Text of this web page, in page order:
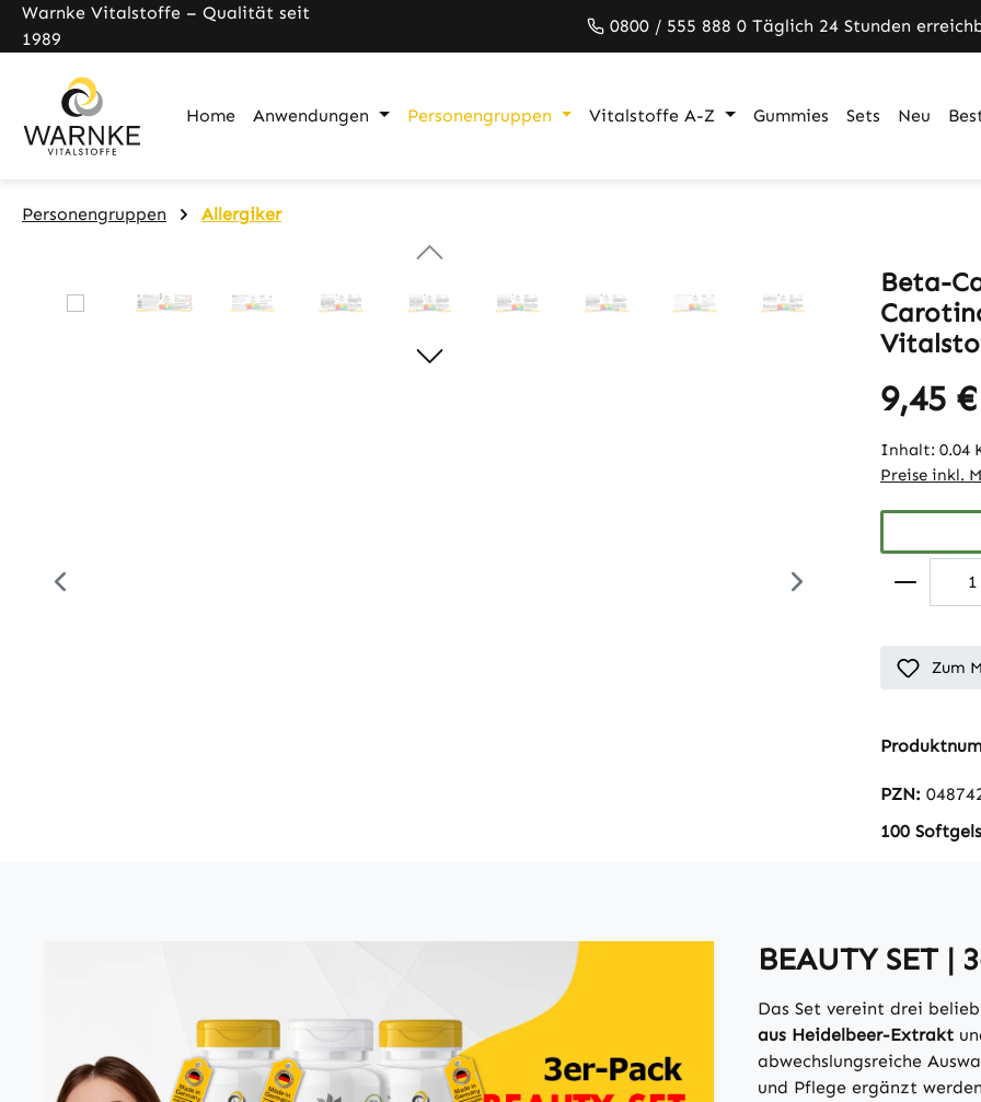
Zur Hauptnavigation springen
Warnke Vitalstoffe – Qualität seit
1989
0800 / 555 888 0 Täglich 24 Stunden
Home Anwendungen Personengruppen Vitalstoffe A-Z Gummies Sets Neu
Personengruppen Allergiker
Beta-
9,45 €
Inhalt: 0.04
Preise inkl.
Zum
PZN:
100 Softgels
BEAUTY SET |
Das Set vereint drei
aus Heidelbeer-Extrakt
abwechslungsreiche
und Pflege ergänzt